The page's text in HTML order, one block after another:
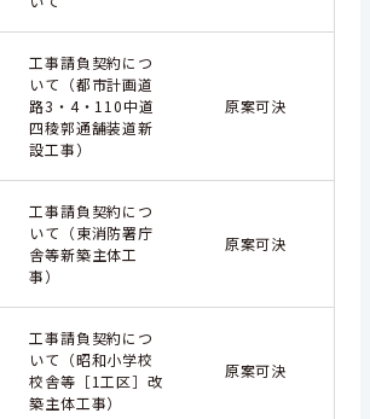
工事請負契約につ
いて（都市計画道
路3・4・110中道
四稜郭通舗装道新
設工事）
原案可決
工事請負契約につ
いて（東消防署庁
舎等新築主体工
事）
原案可決
工事請負契約につ
いて（昭和小学校
校舎等［1工区］改
築主体工事）
原案可決